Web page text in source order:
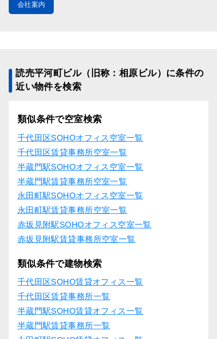
会社案内
読売平河町ビル（旧称：相原ビル）に条件の
近い物件を検索
類似条件で空室検索
千代田区SOHOオフィス空室一覧
千代田区賃貸事務所空室一覧
半蔵門駅SOHOオフィス空室一覧
半蔵門駅賃貸事務所空室一覧
永田町駅SOHOオフィス空室一覧
永田町駅賃貸事務所空室一覧
赤坂見附駅SOHOオフィス空室一覧
赤坂見附駅賃貸事務所空室一覧
類似条件で建物検索
千代田区SOHO賃貸オフィス一覧
千代田区賃貸事務所一覧
半蔵門駅SOHO賃貸オフィス一覧
半蔵門駅賃貸事務所一覧